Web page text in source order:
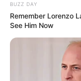
BUZZ DAY
Remember Lorenzo
See Him Now